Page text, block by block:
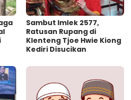
Sambut Imlek 2577,
Ratusan Rupang di
Klenteng Tjoe Hwie Kiong
Kediri Disucikan